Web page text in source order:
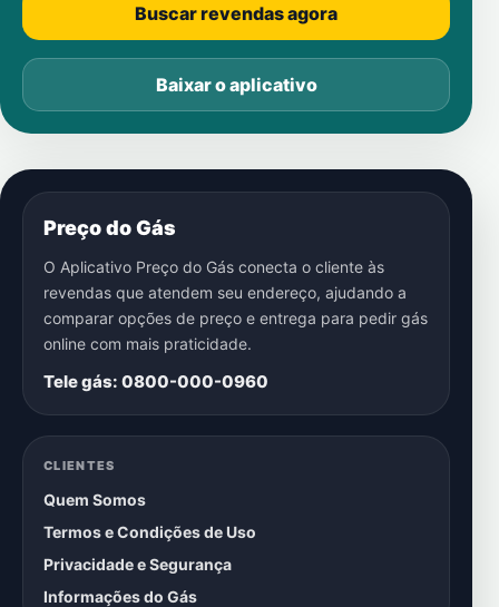
Buscar revendas agora
Baixar o aplicativo
Preço do Gás
O Aplicativo Preço do Gás conecta o cliente às
revendas que atendem seu endereço, ajudando a
comparar opções de preço e entrega para pedir gás
online com mais praticidade.
Tele gás: 0800-000-0960
CLIENTES
Quem Somos
Termos e Condições de Uso
Privacidade e Segurança
Informações do Gás